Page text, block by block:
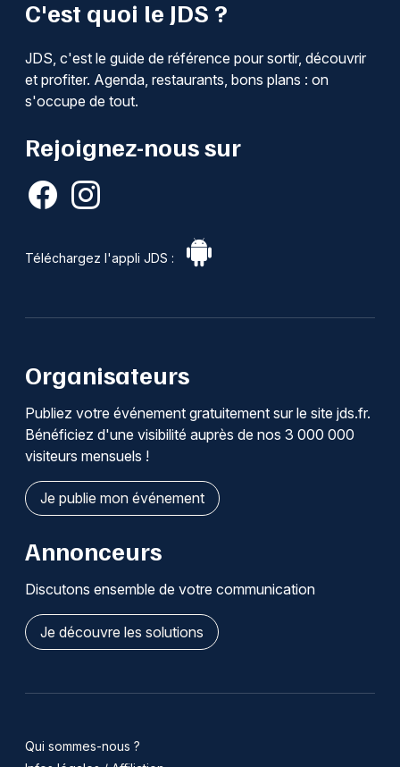
C'est quoi le JDS ?
JDS, c'est le guide de référence pour sortir, découvrir
et profiter. Agenda, restaurants, bons plans : on
s'occupe de tout.
Rejoignez-nous sur
Téléchargez l'appli JDS :
Organisateurs
Publiez votre événement gratuitement sur le site jds.fr.
Bénéficiez d'une visibilité auprès de nos 3 000 000
visiteurs mensuels !
Je publie mon événement
Annonceurs
Discutons ensemble de votre communication
Je découvre les solutions
Qui sommes-nous ?